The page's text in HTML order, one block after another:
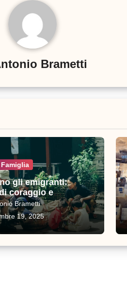
Brametti
Famiglia
gli emigranti:
coraggio e
Brametti
19, 2025